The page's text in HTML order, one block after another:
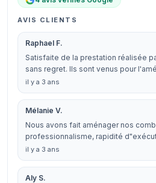
AVIS CLIENTS
Raphael F.
Satisfaite de la prestation réalisée
sans regret. Ils sont venus pour
il y a 3 ans
Mélanie V.
Nous avons fait aménager nos
professionnalisme, rapidité
il y a 3 ans
Aly S.